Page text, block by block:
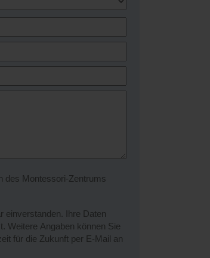
des Montessori-Zentrums
einverstanden. Ihre Daten
Weitere Angaben können Sie
für die Zukunft per E-Mail an